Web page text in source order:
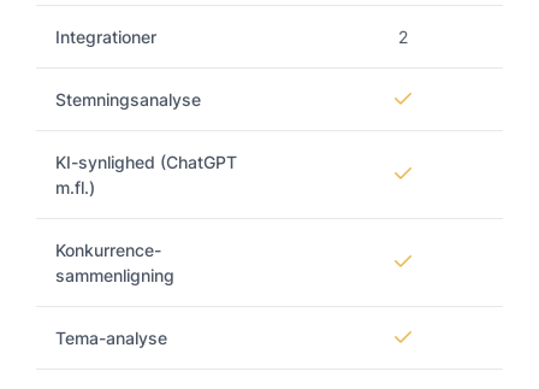
Integrationer 2
Stemningsanalyse
KI-synlighed (ChatGPT
m.fl.)
Konkurrence-
sammenligning
Tema-analyse